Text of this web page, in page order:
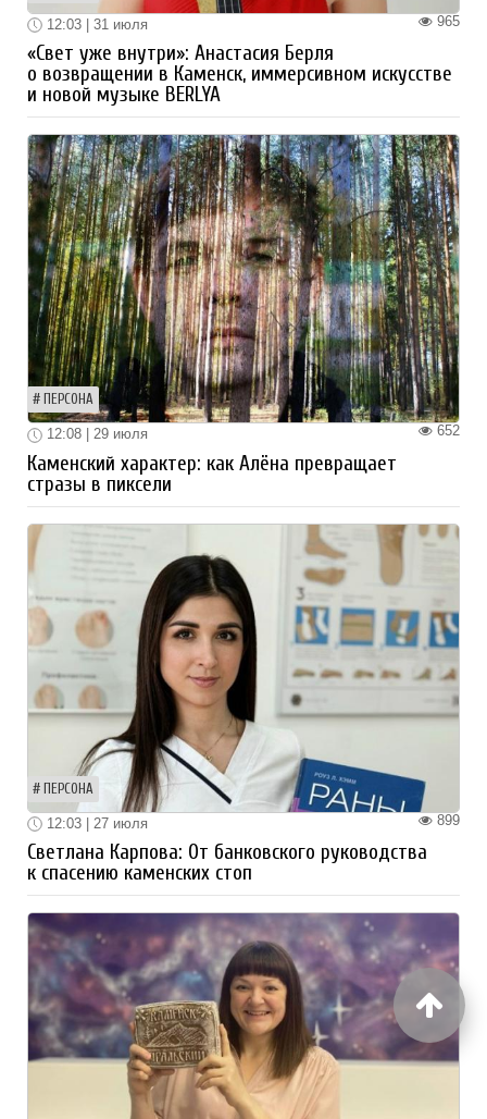
965
12:03 | 31 июля
«Свет уже внутри»: Анастасия Берля
о возвращении в Каменск, иммерсивном искусстве
и новой музыке BERLYA
ПЕРСОНА
652
12:08 | 29 июля
Каменский характер: как Алёна превращает
стразы в пиксели
ПЕРСОНА
899
12:03 | 27 июля
Светлана Карпова: От банковского руководства
к спасению каменских стоп